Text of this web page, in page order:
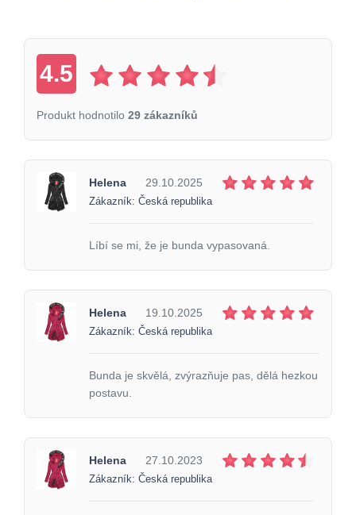
4.5
Produkt hodnotilo 29 zákazníků
Helena 29.10.2025
Zákazník: Česká republika
Líbí se mi, že je bunda vypasovaná.
Helena 19.10.2025
Zákazník: Česká republika
Bunda je skvělá, zvýrazňuje pas, dělá hezkou
postavu.
Helena 27.10.2023
Zákazník: Česká republika